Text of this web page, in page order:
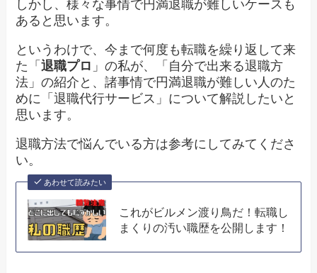
しかし、様々な事情で円満退職が難しいケースも
あると思います。
というわけで、今まで何度も転職を繰り返して来
た「退職プロ 」の私が、「自分で出来る退職方
法」の紹介と、諸事情で円満退職が難しい人のた
めに「退職代行サービス」について解説したいと
思います。
退職方法で悩んでいる方は参考にしてみてくださ
い。
あわせて読みたい
これがビルメン渡り鳥だ！転職し
まくりの汚い職歴を公開します！